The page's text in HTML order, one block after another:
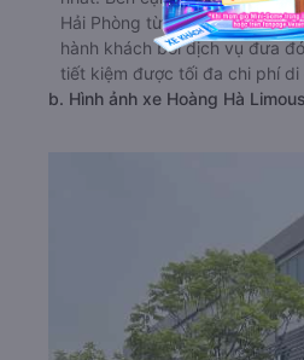
Hải Phòng từ Vĩnh Tường -
hành khách bởi dịch vụ đưa
tiết kiệm được tối đa chi phí di
b. Hình ảnh xe Hoàng Hà